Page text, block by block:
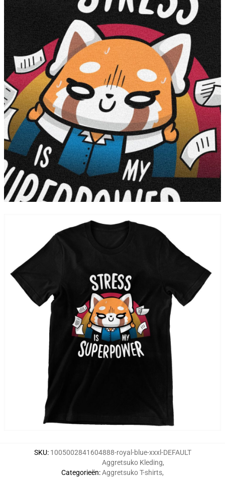
SKU: 1005002841604888-royal-blue-xxxl-DEFAULT
Categorieën:
Aggretsuko Kleding,
Aggretsuko T-shirts,